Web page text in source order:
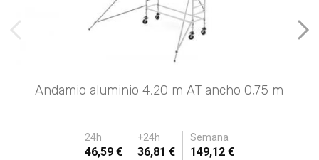
Andamio aluminio 4,20 m AT ancho 0,75 m
24h +24h Semana
46,59 € 36,81 € 149,12 €
imágenes anteriores